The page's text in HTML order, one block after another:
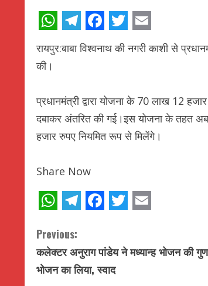
WhatsApp
Telegram
Facebook
Twitter
Email
रायपुर:बाबा विश्वनाथ की नगरी काशी से
की।
प्रधानमंत्री द्वारा योजना के 70 लाख 12
दबाकर अंतरित की गई।इस योजना के तहत अब
हजार रुपए नियमित रूप से मिलेंगे।
Share Now
WhatsApp
Telegram
Facebook
Twitter
Email
C
o
Previous:
कलेक्टर अनुराग पांडेय ने मध्यान्ह भोजन की
भोजन का लिया, स्वाद